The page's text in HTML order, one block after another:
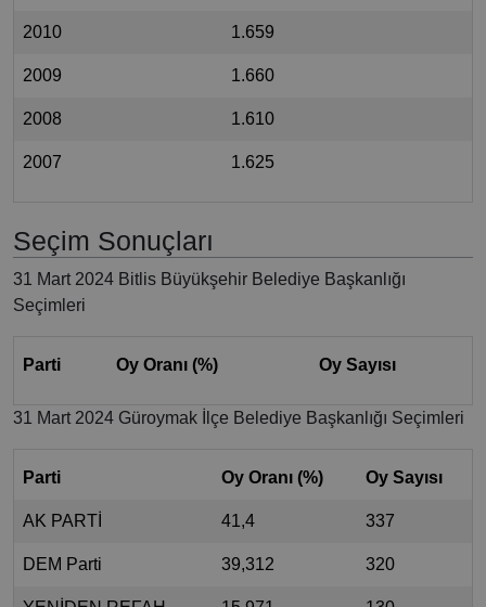
2010 1.659
2009 1.660
2008 1.610
2007 1.625
Seçim Sonuçları
31 Mart 2024 Bitlis Büyükşehir Belediye Başkanlığı
Seçimleri
Parti Oy Oranı (%) Oy Sayısı
31 Mart 2024 Güroymak İlçe Belediye Başkanlığı Seçimleri
Parti Oy Oranı (%) Oy Sayısı
AK PARTİ 41,4 337
DEM Parti 39,312 320